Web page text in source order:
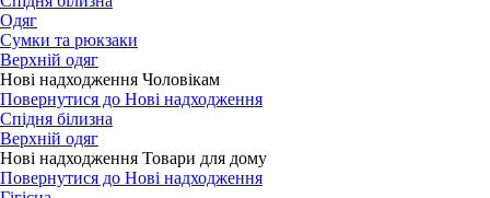
Одяг
Сумки та рюкзаки
Верхній одяг
Нові надходження Чоловікам
Повернутися до Нові надходження
Спідня білизна
Верхній одяг
Нові надходження Товари для дому
Повернутися до Нові надходження